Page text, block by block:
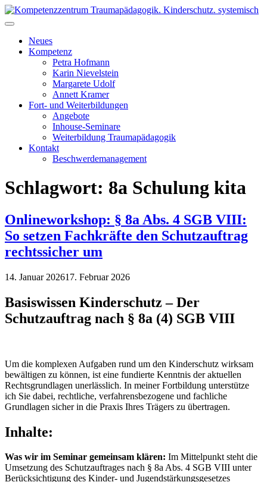
Skip
to
Zertifizierung
Neues
Kompetenz
Petra Hofmann
Karin Nievelstein
Margarete Udolf
Annett Kramer
Fort- und Weiterbildungen
Angebote
Inhouse-Seminare
Weiterbildung Traumapädagogik
Kontakt
Beschwerdemanagement
Schlagwort: 8a Schulung kita
Onlineworkshop: § 8a Abs. 4 SGB VIII:
So setzen Fachkräfte den Schutzauftrag
rechtssicher um
14. Januar 202617. Februar 2026
Basiswissen Kinderschutz – Der
Schutzauftrag nach § 8a (4) SGB VIII
Um die komplexen Aufgaben rund um den Kinderschutz wirksam
bewältigen zu können, ist eine fundierte Kenntnis der aktuellen
Rechtsgrundlagen unerlässlich. In meiner Fortbildung unterstütze
ich Sie dabei, rechtliche, verfahrensbezogene und fachliche
Grundlagen sicher in die Praxis Ihres Trägers zu übertragen.
Inhalte:
Was wir im Seminar gemeinsam klären: Im Mittelpunkt steht die
Umsetzung des Schutzauftrages nach § 8a Abs. 4 SGB VIII unter
Berücksichtigung des Kinder- und Jugendstärkungsgesetzes